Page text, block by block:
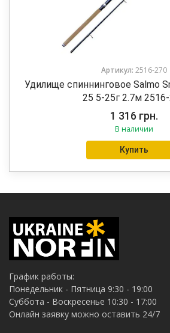
Артикул: 2516-270
Удилище спиннинговое Salmo
25 5-25г 2.7м
1 316 грн.
В наличии
Купить
График работы:
Понедельник - Пятница 9:30 - 19:00
Суббота - Воскресенье 10:30 - 17:00
Онлайн заявку можно оставить 24/7